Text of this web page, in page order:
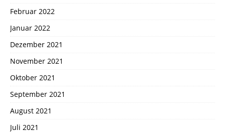
Februar 2022
Januar 2022
Dezember 2021
November 2021
Oktober 2021
September 2021
August 2021
Juli 2021